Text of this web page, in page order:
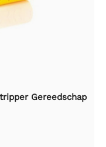
Gereedschap